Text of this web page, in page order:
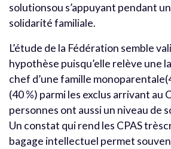
solutionsou s’appuyant pendant
solidarité familiale.
L’étude de la Fédération semble
hypothèse puisqu’elle relève une
chef d’une famille
(40 %) parmi les exclus arrivant au
personnes ont aussi un niveau de
Un constat qui rend les CPAS
bagage intellectuel permet